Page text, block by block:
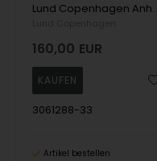
Lund Copenhagen
160,00 EUR
3061288-33
Artikel bestellen